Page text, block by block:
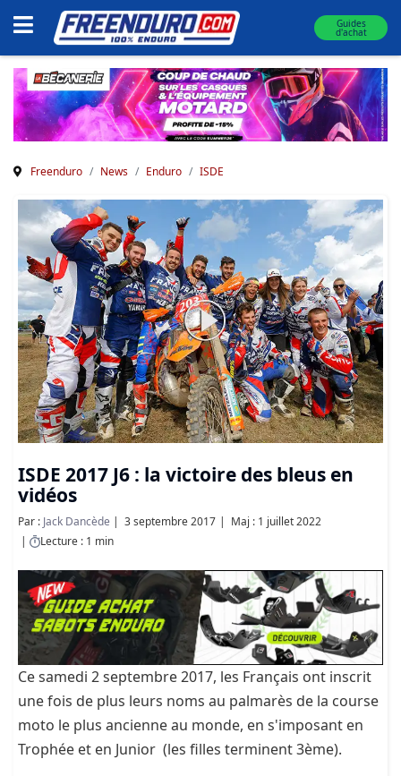
Guides
d'achat
Freenduro News Enduro ISDE
ISDE 2017 J6 : la victoire des bleus en
vidéos
Par : Jack Dancède 3 septembre 2017
Maj : 1 juillet 2022
Lecture : 1 min
Ce samedi 2 septembre 2017, les Français ont inscrit
une fois de plus leurs noms au palmarès de la course
moto le plus ancienne au monde, en s'imposant en
Trophée et en Junior (les filles terminent 3ème).